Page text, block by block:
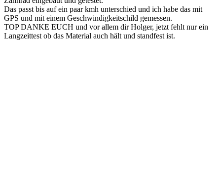
Das passt bis auf ein paar kmh unterschied und ich habe das mit
GPS und mit einem Geschwindigkeitschild gemessen.
TOP DANKE EUCH und vor allem dir Holger, jetzt fehlt nur ein
Langzeittest ob das Material auch hält und standfest ist.